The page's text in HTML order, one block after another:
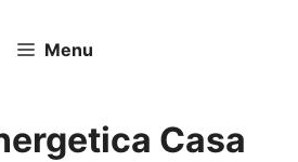
Menu
Casa